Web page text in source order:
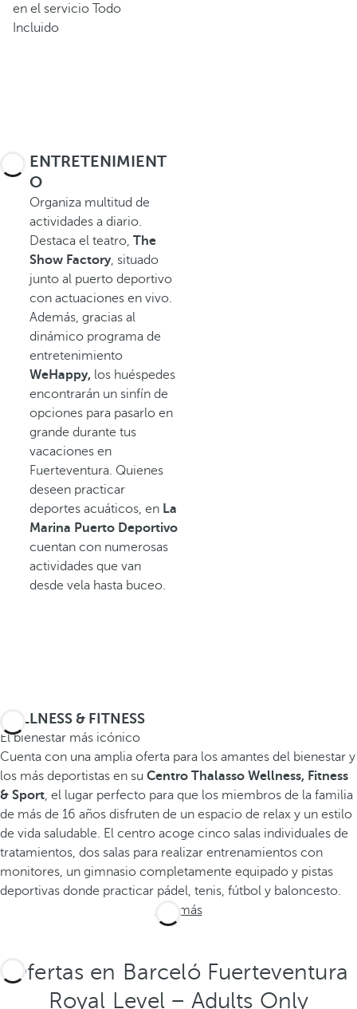
en el servicio Todo
Incluido
ENTRETENIMIENT
O
Organiza multitud de
actividades a diario.
Destaca el teatro,The
Show Factory, situado
junto al puerto deportivo
con actuaciones en vivo.
Además, gracias al
dinámico programa de
entretenimiento
WeHappy, los huéspedes
encontrarán un sinfín de
opciones para pasarlo en
grande durante tus
vacaciones en
Fuerteventura. Quienes
deseen practicar
deportes acuáticos, en La
Marina Puerto Deportivo
cuentan con numerosas
actividades que van
desde vela hasta buceo.
WELLNESS & FITNESS
El bienestar más icónico
Cuenta con una amplia oferta para los amantes del bienestar y
los más deportistas en su Centro Thalasso Wellness, Fitness
& Sport, el lugar perfecto para que los miembros de la familia
de más de 16 años disfruten de un espacio de relax y un estilo
de vida saludable. El centro acoge cinco salas individuales de
tratamientos, dos salas para realizar entrenamientos con
monitores, un gimnasio completamente equipado y pistas
deportivas donde practicar pádel, tenis, fútbol y baloncesto.
Ver más
Ofertas en Barceló Fuerteventura
Royal Level − Adults Only